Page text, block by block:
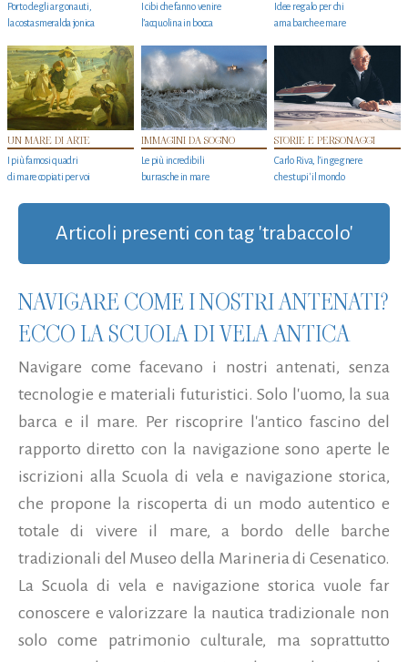
Porto degli argonauti,
la costa smeralda jonica
I cibi che fanno venire
l’acquolina in bocca
Idee regalo per chi
ama barche e mare
UN MARE DI ARTE
I più famosi quadri
di mare copiati per voi
IMMAGINI DA SOGNO
Le più incredibili
burrasche in mare
STORIE E PERSONAGGI
Carlo Riva, l’ingegnere
che stupi' il mondo
Articoli presenti con tag 'trabaccolo'
NAVIGARE COME I NOSTRI ANTENATI?
ECCO LA SCUOLA DI VELA ANTICA
Navigare come facevano i nostri antenati, senza
tecnologie e materiali futuristici. Solo l'uomo, la sua
barca e il mare. Per riscoprire l'antico fascino del
rapporto diretto con la navigazione sono aperte le
iscrizioni alla Scuola di vela e navigazione storica,
che propone la riscoperta di un modo autentico e
totale di vivere il mare, a bordo delle barche
tradizionali del Museo della Marineria di Cesenatico.
La Scuola di vela e navigazione storica vuole far
conoscere e valorizzare la nautica tradizionale non
solo come patrimonio culturale, ma soprattutto